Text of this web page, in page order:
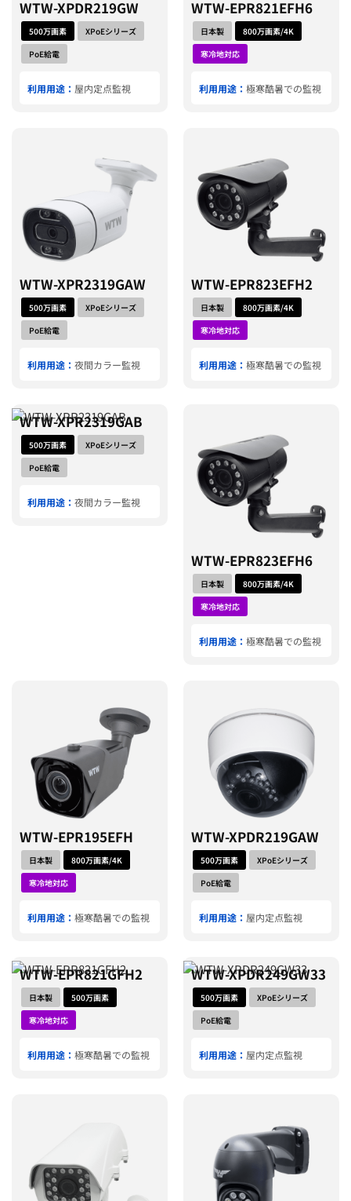
WTW-XPDR219GW
500万画素
XPoEシリーズ
PoE給電
利用用途： 屋内定点監視
WTW-EPR821EFH6
日本製
800万画素/4K
寒冷地対応
利用用途： 極寒酷暑での監視
WTW-XPR2319GAW
500万画素
XPoEシリーズ
PoE給電
利用用途： 夜間カラー監視
WTW-EPR823EFH2
日本製
800万画素/4K
寒冷地対応
利用用途： 極寒酷暑での監視
WTW-XPR2319GAB
500万画素
XPoEシリーズ
PoE給電
利用用途： 夜間カラー監視
WTW-EPR823EFH6
日本製
800万画素/4K
寒冷地対応
利用用途： 極寒酷暑での監視
WTW-EPR195EFH
日本製
800万画素/4K
寒冷地対応
利用用途： 極寒酷暑での監視
WTW-XPDR219GAW
500万画素
XPoEシリーズ
PoE給電
利用用途： 屋内定点監視
WTW-EPR821GFH2
日本製
500万画素
寒冷地対応
利用用途： 極寒酷暑での監視
WTW-XPDR249GW33
500万画素
XPoEシリーズ
PoE給電
利用用途： 屋内定点監視